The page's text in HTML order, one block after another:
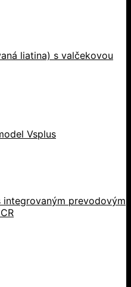
liatina) s valčekovou
Vsplus
prevodovým